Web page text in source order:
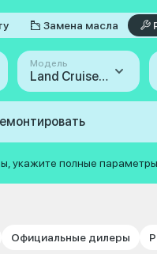
Замена масла
Модель
Land Cruiser Prado
укажите полные параметры
Официальные дилеры